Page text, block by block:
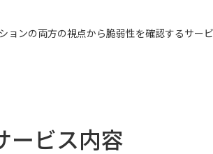
ンの両方の視点から脆弱性を確認するサービ
ービス内容